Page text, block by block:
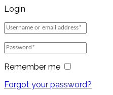
Login
Remember me
Forgot your password?